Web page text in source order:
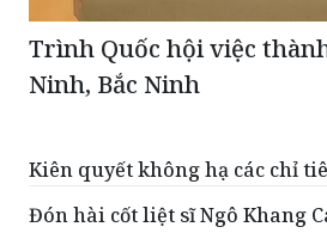
Trình Quốc hội việc
Ninh, Bắc Ninh
Kiên quyết không hạ các chỉ
Đón hài cốt liệt sĩ Ngô Khang